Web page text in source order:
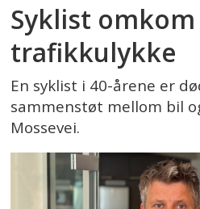
Syklist
trafikkulykke
En syklist i 40-årene er
sammenstøt mellom bil
Mossevei.